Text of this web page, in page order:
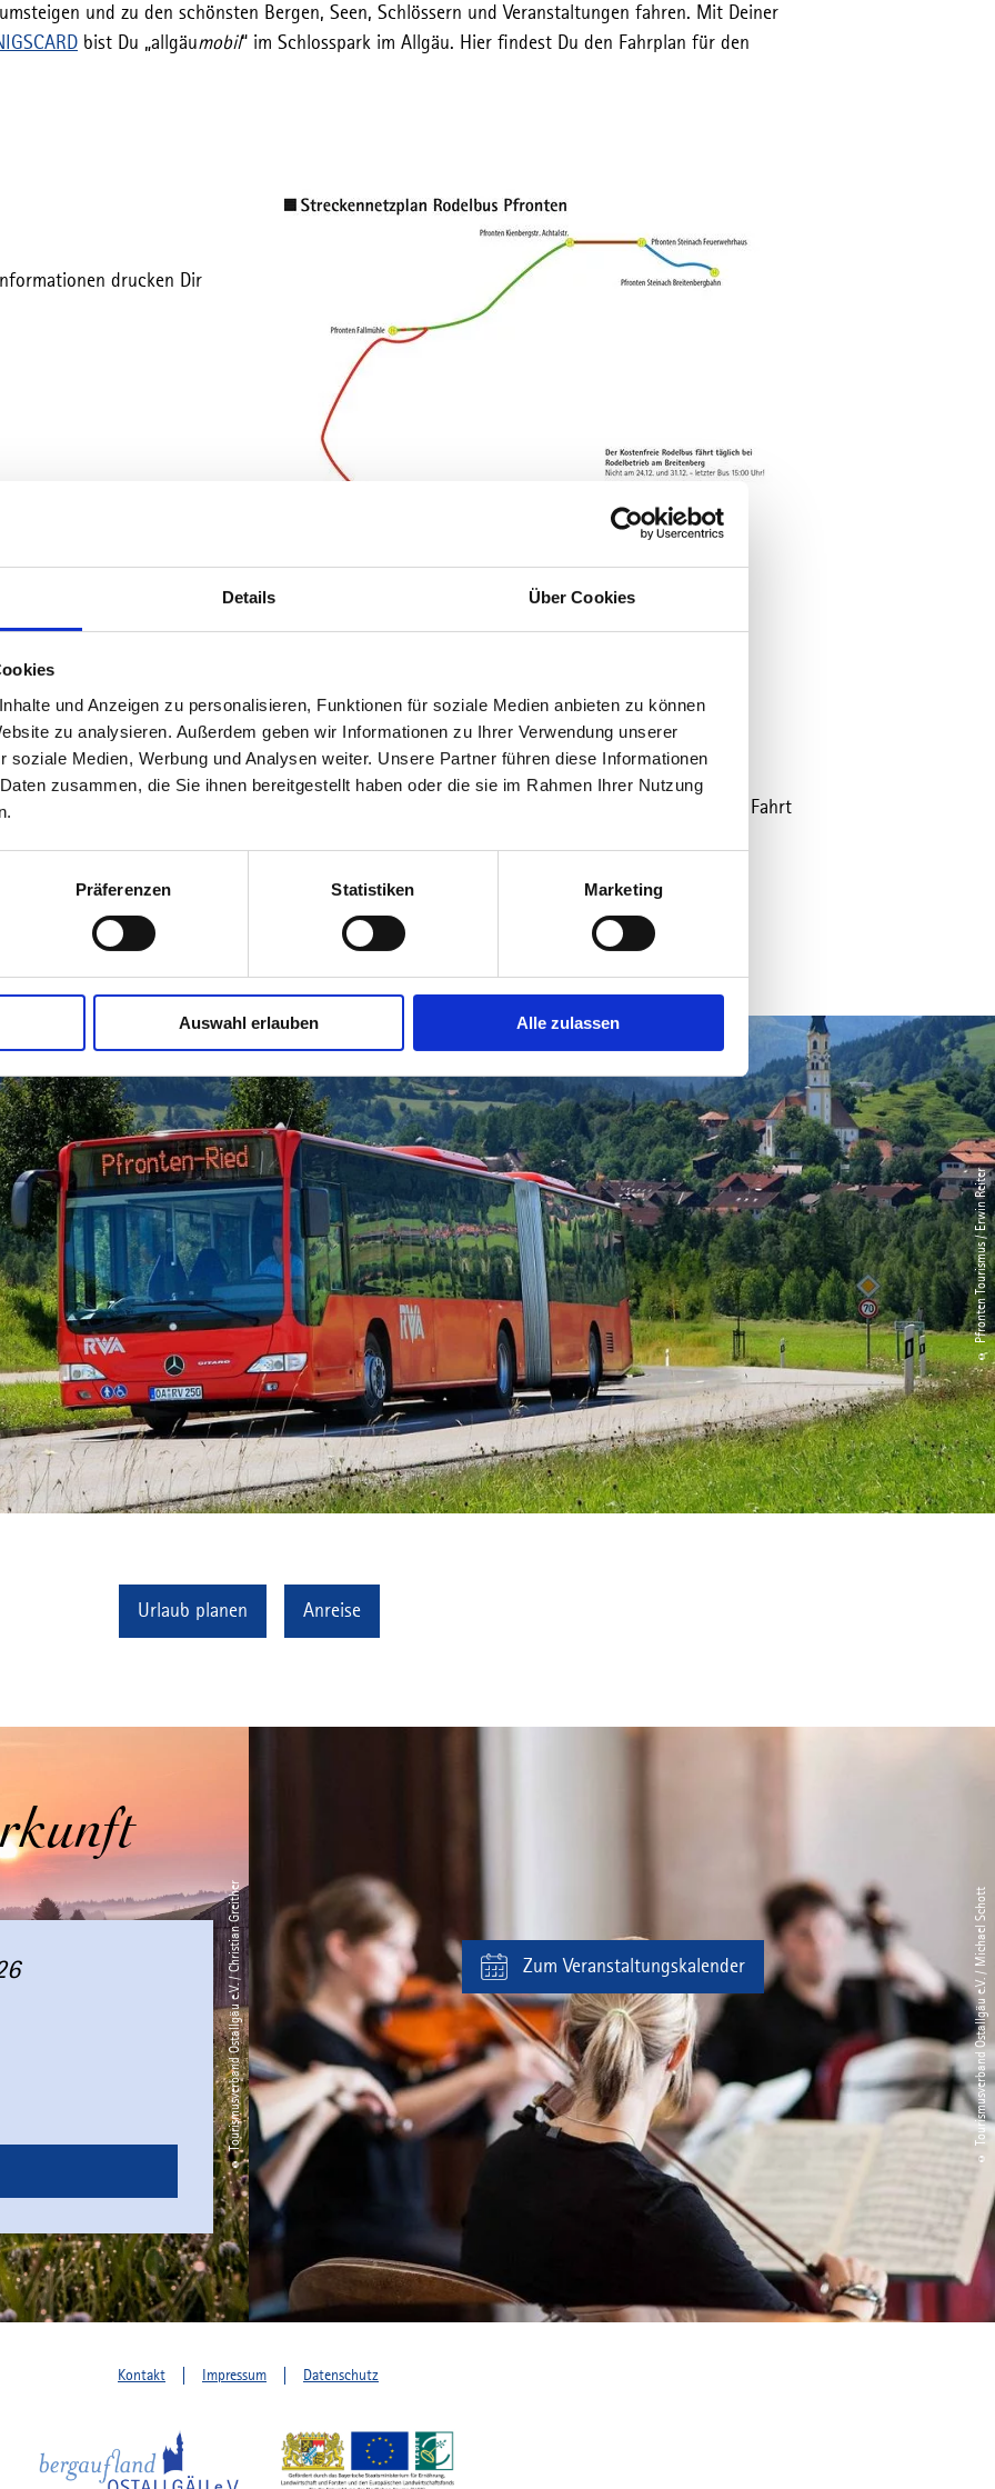
Details Über Cookies
und Anzeigen zu personalisieren, Funktionen für soziale Medien anbieten zu können
zu analysieren. Außerdem geben wir Informationen zu Ihrer Verwendung unserer
soziale Medien, Werbung und Analysen weiter. Unsere Partner führen diese Informationen
zusammen, die Sie ihnen bereitgestellt haben oder die sie im Rahmen Ihrer Nutzung
Präferenzen Statistiken Marketing
Auswahl erlauben Alle zulassen
und zu den schönsten Bergen, Seen, Schlössern und Veranstaltungen fahren. Mit Deiner
bist Du „allgäumobil“ im Schlosspark im Allgäu. Hier findest Du den Fahrplan für den
drucken Dir
Fragen zum Fahrplan?
Kirchweihtal
hilft Dir gerne bei allen Fragen rund um den Fahrplan zu allgäumobil - Freie Fahrt
Zum ServiceZentrum Verkehr
© Pfronten Tourismus / Erwin Reiter
Urlaub planen Anreise
© Tourismusverband Ostallgäu e.V. / Christian Greither © Tourismusverband Ostallgäu e.V. / Michael Schott
Zum Veranstaltungskalender
Kontakt Impressum Datenschutz